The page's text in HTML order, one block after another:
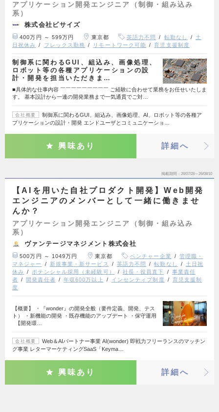
アプリケーション開発エンジニア（制御・組み込み
系）
株式会社ビサイズ
400万円 ～ 599万円 東京都 英語力不問 転勤なし
土
日祝休み
フレックス勤務 リモートワーク可能 育児支援制度
制御系に関わるGUI、組込み、画像処理、
ロボット等の各種アプリケーションの設
計・開発を担当いただきま…
■具体的な仕事内容 ￣￣￣￣￣￣￣￣￣ ご経験に合わせて業務をお任せいたしま
す。 基本設計から一連の開発業務まで一気通貫でご対…
会社概要
制御系に関わるGUI、組込み、画像処理、AI、ロボット等の各種ア
プリケーションの設計・開発 エンドユーザとコミュニケーショ…
興味あり 詳細へ
掲載期間 26/07/28～26/08/10
【AIを用いた自社プロダクト開発】Web開発
エンジニアのメンバーとして一緒に働きませ
んか？
アプリケーション開発エンジニア（制御・組み込み
系）
ヴァンテージマネジメント株式会社
500万円 ～ 1049万円 東京都 ベンチャー企業
管理職・
マネジャー
新規事業・新サービス 英語力不問 転勤なし
土日祝
休み
ポテンシャル採用（未経験可） 社長・役員直下
事業責任
者
開発責任者 年収600万以上 インセンティブ制度
育児支援制
度
【概要】 ・『wonder』の開発全般（要件定義、開発、テス
ト） ・新機能の開発 ・既存機能のアップデート ・保守運用
【開発環…
会社概要
Web＆AIパートナー事業 AI(wonder) 即戦力フリーランスのマッチン
グ事業 レターマーケティングSaaS「Keyma…
興味あり 詳細へ